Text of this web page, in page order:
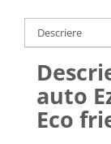
Descriere
auto
Eco